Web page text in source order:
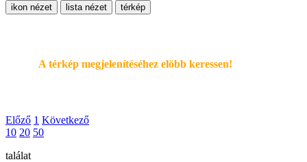
ikon nézet lista nézet térkép
A térkép megjelenítéséhez elöbb keressen!
Előző 1 Következő
10 20 50
találat